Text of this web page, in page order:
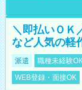
＼即払いＯＫ
など人気の軽
派遣 職種未経験
WEB登録・面接OK